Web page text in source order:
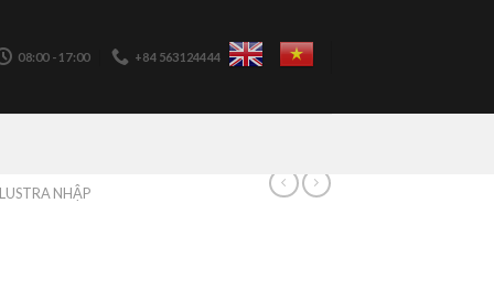
08:00 - 17:00 +84 563124444
NHẬP